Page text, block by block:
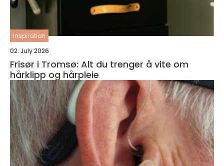
inspiration
02. July 2026
Frisør i Tromsø: Alt du trenger å vite om
hårklipp og hårpleie